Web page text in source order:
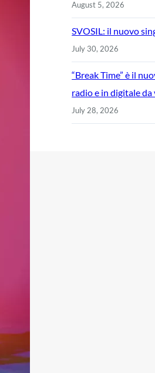
August 5, 2026
SVOSIL: il nuovo
July 30, 2026
“Break Time” è il
radio e in digitale
July 28, 2026